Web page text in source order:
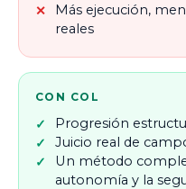
Más ejecución,
reales
CON COL
Progresión
Juicio real de
Un método
autonomía y la